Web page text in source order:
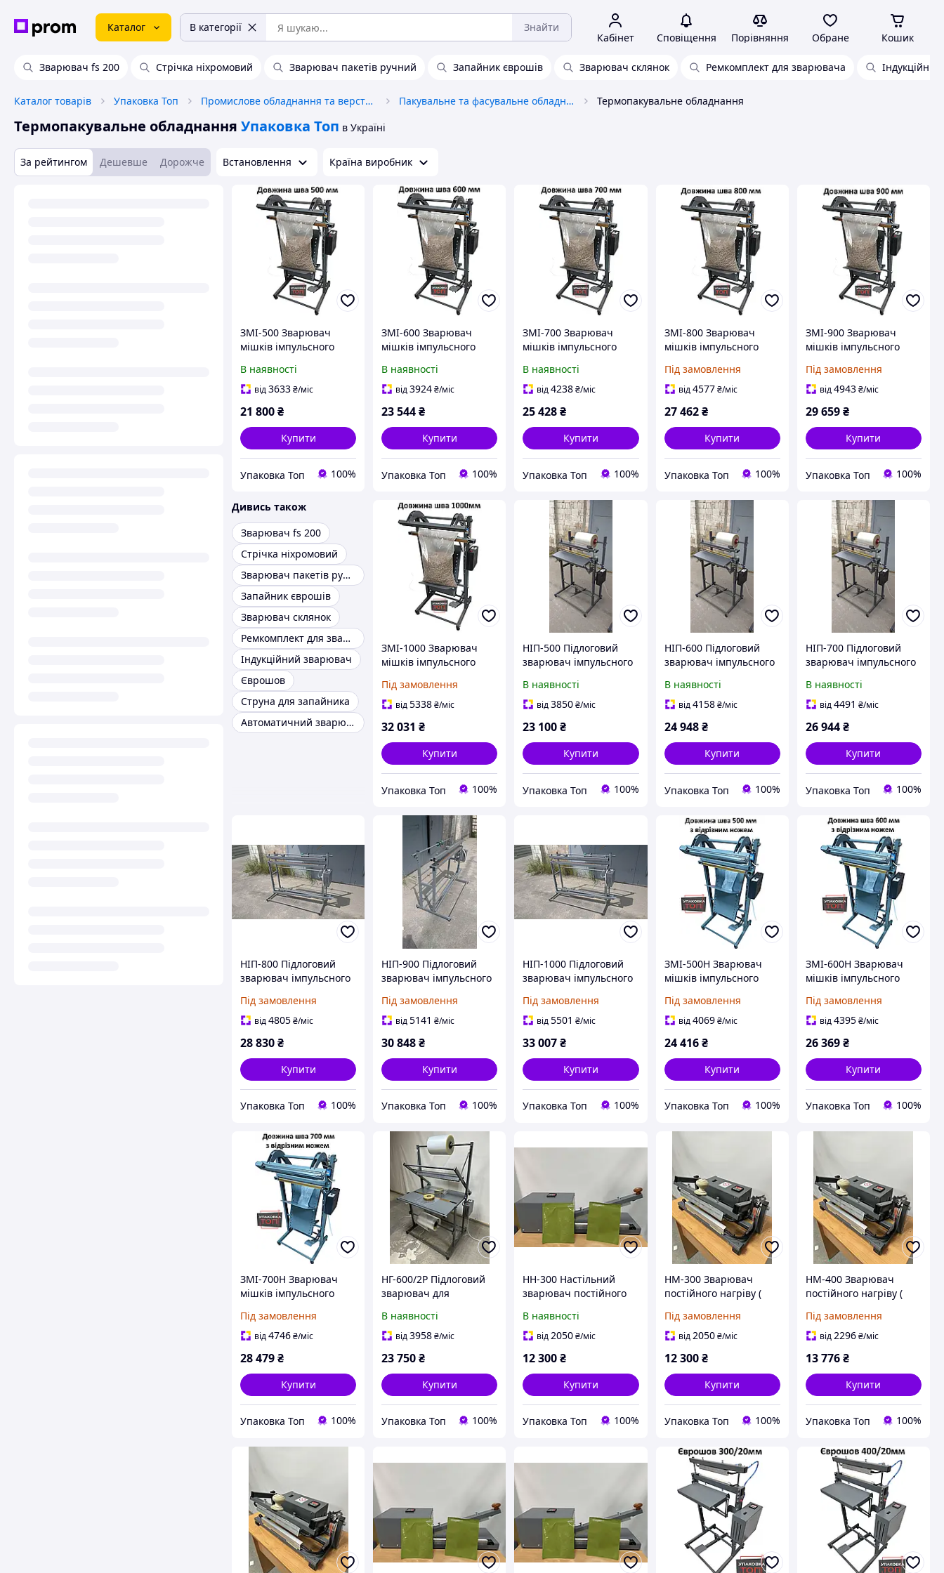
Каталог В категорії Знайти
Кабінет Сповіщення Порівняння Обране Кошик
Зварювач fs 200 Стрічка ніхромовий Зварювач пакетів ручний Запайник єврошів Зварювач склянок Ремкомплект для зварювача
Каталог товарів Упаковка Топ Промислове обладнання та верстати Пакувальне та фасувальне обладнання Термопакувальне обладнання
Термопакувальне обладнання Упаковка Топ в Україні
За рейтингом Дешевше Дорожче Встановлення Країна виробник
ЗМІ-500 Зварювач
мішків імпульсного
В наявності
від3633₴/міс
21 800₴
Купити
Упаковка Топ 100%
ЗМІ-600 Зварювач
мішків імпульсного
В наявності
від3924₴/міс
23 544₴
Купити
Упаковка Топ 100%
ЗМІ-700 Зварювач
мішків імпульсного
В наявності
від4238₴/міс
25 428₴
Купити
Упаковка Топ 100%
ЗМІ-800 Зварювач
мішків імпульсного
Під замовлення
від4577 ₴/міс
27 462 ₴
Купити
Упаковка Топ 100%
ЗМІ-900 Зварювач
мішків імпульсного
Під замовлення
від4943₴/міс
29 659₴
Купити
Упаковка Топ 100%
Дивись також
Зварювач fs 200
Стрічка ніхромовий
Зварювач пакетів ручний
Запайник єврошів
Зварювач склянок
Ремкомплект для зварювача
Індукційний зварювач
Єврошов
Струна для запайника
Автоматичний зварювач пакетів
ЗМІ-1000 Зварювач
мішків імпульсного
Під замовлення
від5338₴/міс
32 031 ₴
Купити
Упаковка Топ 100%
НІП-500 Підлоговий
зварювач імпульсного
роблювач) 500 мм.
В наявності
від3850₴/міс
23 100₴
Купити
Упаковка Топ 100%
НІП-600 Підлоговий
зварювач імпульсного
роблювач) 600 мм.
В наявності
від4158 ₴/міс
24 948 ₴
Купити
Упаковка Топ 100%
НІП-700 Підлоговий
зварювач імпульсного
роблювач) 700 мм.
В наявності
від4491 ₴/міс
26 944₴
Купити
Упаковка Топ 100%
НІП-800 Підлоговий
зварювач імпульсного
роблювач) 800 мм.
Під замовлення
від4805₴/міс
28 830₴
Купити
Упаковка Топ 100%
НІП-900 Підлоговий
зварювач імпульсного
роблювач) 900 мм.
Під замовлення
від5141 ₴/міс
30 848₴
Купити
Упаковка Топ 100%
НІП-1000 Підлоговий
зварювач імпульсного
роблювач) 1000 мм.
Під замовлення
від5501 ₴/міс
33 007₴
Купити
Упаковка Топ 100%
ЗМІ-500Н Зварювач
мішків імпульсного
ножем
Під замовлення
від4069 ₴/міс
24 416 ₴
Купити
Упаковка Топ 100%
ЗМІ-600Н Зварювач
мішків імпульсного
ножем.
Під замовлення
від4395₴/міс
26 369₴
Купити
Упаковка Топ 100%
ЗМІ-700Н Зварювач
мішків імпульсного
ножем
Під замовлення
від4746₴/міс
28 479₴
Купити
Упаковка Топ 100%
НГ-600/2Р Підлоговий
зварювач для
термозбіжну плівку.
В наявності
від3958₴/міс
23 750₴
Купити
Упаковка Топ 100%
НН-300 Настільний
зварювач постійного
В наявності
від2050₴/міс
12 300₴
Купити
Упаковка Топ 100%
НМ-300 Зварювач
постійного нагріву (
Під замовлення
від2050 ₴/міс
12 300 ₴
Купити
Упаковка Топ 100%
НМ-400 Зварювач
постійного нагріву (
Під замовлення
від2296₴/міс
13 776₴
Купити
Упаковка Топ 100%